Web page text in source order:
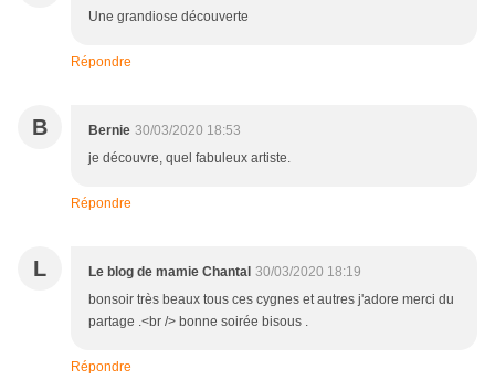
Une grandiose découverte
Répondre
B Bernie 30/03/2020 18:53
je découvre, quel fabuleux artiste.
Répondre
L Le blog de mamie Chantal 30/03/2020 18:19
bonsoir très beaux tous ces cygnes et autres j'adore merci du
partage .<br /> bonne soirée bisous .
Répondre